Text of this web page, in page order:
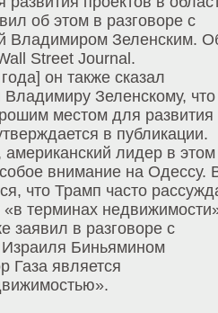
об этом в разговоре с
Владимиром Зеленским.
Street Journal.
он также сказал
Владимиру Зеленскому, что
местом для развития
в публикации.
лидер в этом
внимание на Одессу.
что Трамп часто
терминах
заявил в разговоре с
Биньямином
Газа является